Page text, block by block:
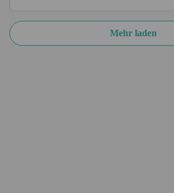
Mehr laden